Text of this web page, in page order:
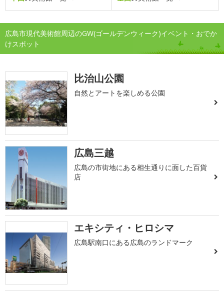
広島市現代美術館周辺のGW(ゴールデンウィーク)イベント・おでか
けスポット
比治山公園
自然とアートを楽しめる公園
広島三越
広島の市街地にある相生通りに面した百貨
店
エキシティ・ヒロシマ
広島駅南口にある広島のランドマーク